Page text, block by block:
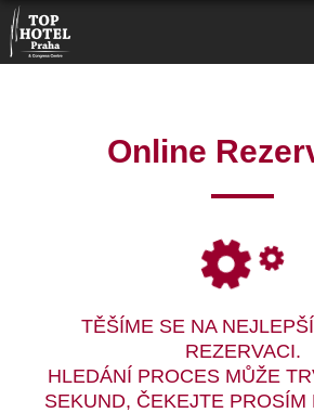
Online
TĚŠÍME SE NA
REZERVACI.
HLEDÁNÍ PROCES MŮŽE
SEKUND, ČEKEJTE PROSÍM